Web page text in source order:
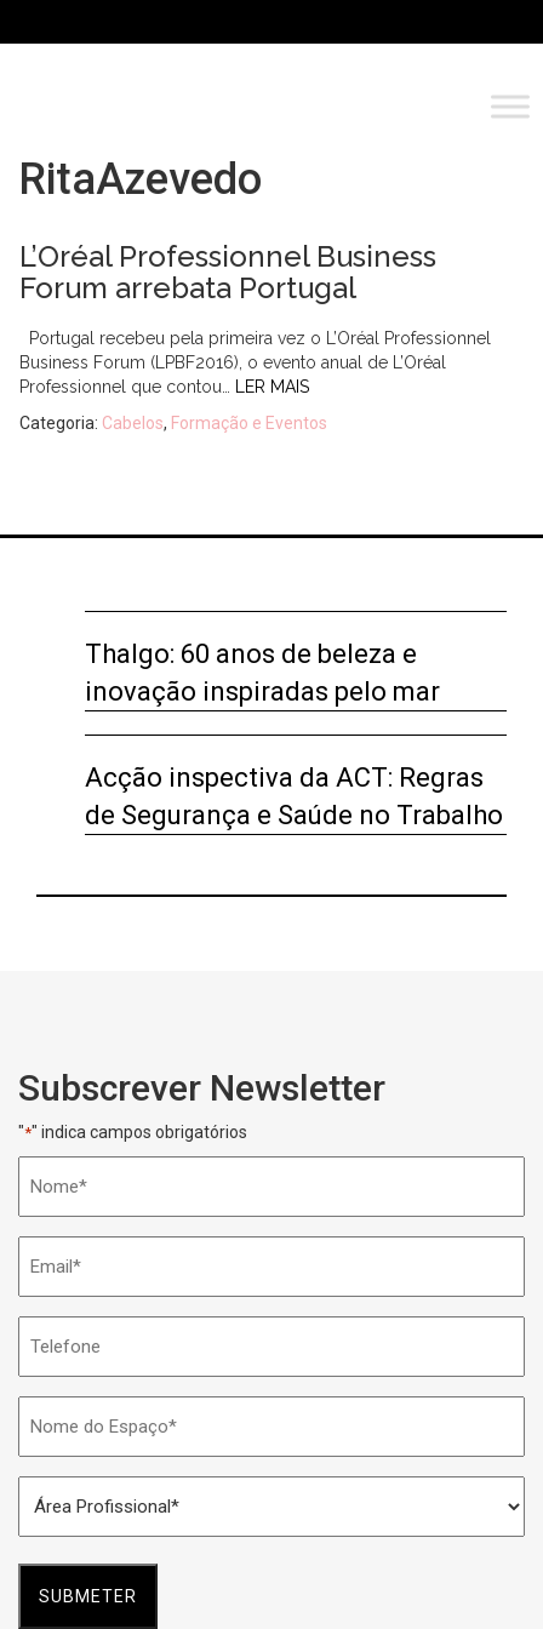
RitaAzevedo
L’Oréal Professionnel Business
Forum arrebata Portugal
Portugal recebeu pela primeira vez o L’Oréal Professionnel
Business Forum (LPBF2016), o evento anual de L’Oréal
Professionnel que contou…
LER MAIS
Categoria: Cabelos, Formação e Eventos
Thalgo: 60 anos de beleza e
inovação inspiradas pelo mar
Acção inspectiva da ACT: Regras
de Segurança e Saúde no Trabalho
Subscrever Newsletter
"*" indica campos obrigatórios
do
Espaço
Profissional
*